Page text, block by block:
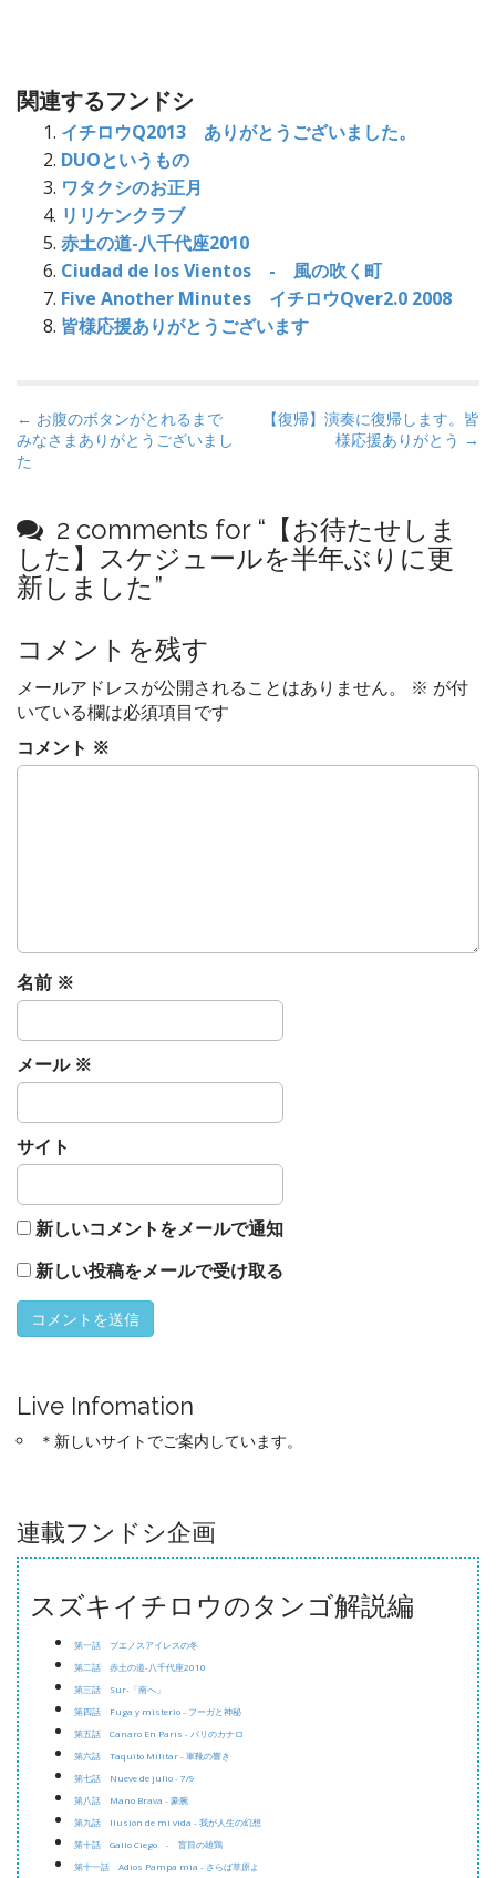
関連するフンドシ
イチロウQ2013 ありがとうございました。
DUOというもの
ワタクシのお正月
リリケンクラブ
赤土の道-八千代座2010
Ciudad de los Vientos - 風の吹く町
Five Another Minutes イチロウQver2.0 2008
皆様応援ありがとうございます
P
o
s
n
a
v
g
a
t
i
o
← お腹のボタンがとれるまで
みなさまありがとうございまし
た
【復帰】演奏に復帰します。皆
様応援ありがとう →
2 comments for “ 【お待たせしま
した】スケジュールを半年ぶりに更
新しました ”
コメントを残す
メールアドレスが公開されることはありません。 ※ が付
いている欄は必須項目です
コメント ※
名前 ※
メール ※
サイト
新しいコメントをメールで通知
新しい投稿をメールで受け取る
Live Infomation
＊新しいサイトでご案内しています。
連載フンドシ企画
スズキイチロウのタンゴ解説編
第一話 ブエノスアイレスの冬
第二話 赤土の道-八千代座2010
第三話 Sur-「南へ」
第四話 Fuga y misterio - フーガと神秘
第五話 Canaro En Paris - パリのカナロ
第六話 Taquito Militar - 軍靴の響き
第七話 Nueve de julio - 7/9
第八話 Mano Brava - 豪腕
第九話 Ilusion de mi vida - 我が人生の幻想
第十話 Gallo Ciego - 盲目の雄鶏
第十一話 Adios Pampa mia - さらば草原よ